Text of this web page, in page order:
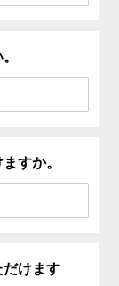
すか。
だけます